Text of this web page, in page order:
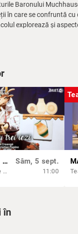
Baronului
în care se confruntă
explorează și
într-un mod
CAPRA CU TREI IEZI
Teatrul de Animatie Țăndărică - Sala Lahovari
Sâm, 5 sept.
11:00
în